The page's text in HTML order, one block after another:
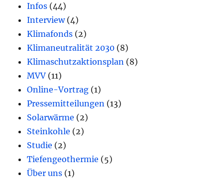
Infos (44)
Interview(4)
Klimafonds (2)
Klimaneutralität 2030 (8)
Klimaschutzaktionsplan (8)
MVV (11)
Online-Vortrag (1)
Pressemitteilungen (13)
Solarwärme (2)
Steinkohle (2)
Studie (2)
Tiefengeothermie (5)
Über uns (1)